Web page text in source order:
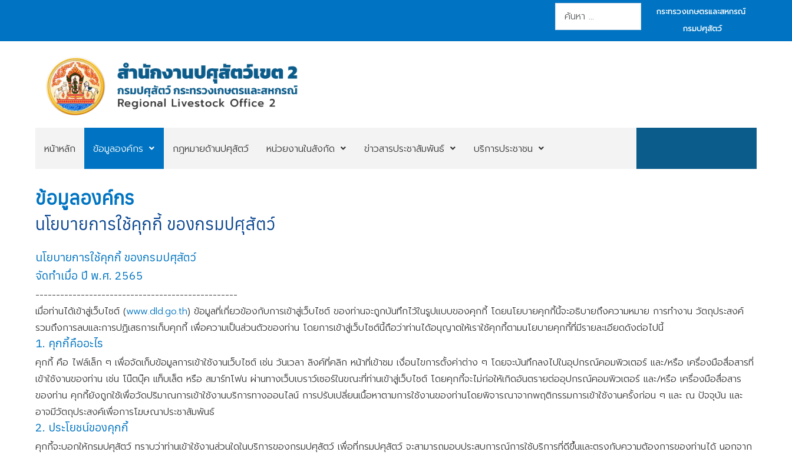
การค้นหา
กระทรวงเกษตรและสหกรณ์
กรมปศุสัตว์
หน้าหลัก ข้อมูลองค์กร กฎหมายด้านปศุสัตว์ หน่วยงานในสังกัด ข่าวสารประชาสัมพันธ์ บริการประชาชน
ข้อมูลองค์กร
นโยบายการใช้คุกกี้ ของกรมปศุสัตว์
นโยบายการใช้คุกกี้ ของกรมปศุสัตว์
จัดทำเมื่อ ปี พ.ศ. 2565
-------------------------------------------------
เมื่อท่านได้เข้าสู่เว็บไซต์ (www.dld.go.th) ข้อมูลที่เกี่ยวข้องกับการเข้าสู่เว็บไซต์ ของท่านจะถูกบันทึกไว้ในรูปแบบของคุกกี้ โดยนโยบายคุกกี้นี้จะอธิบายถึงความหมาย การทำงาน วัตถุประสงค์
รวมถึงการลบและการปฏิเสธการเก็บคุกกี้ เพื่อความเป็นส่วนตัวของท่าน โดยการเข้าสู่เว็บไซต์นี้ถือว่าท่านได้อนุญาตให้เราใช้คุกกี้ตามนโยบายคุกกี้ที่มีรายละเอียดดังต่อไปนี้
1. คุกกี้คืออะไร
คุกกี้ คือ ไฟล์เล็ก ๆ เพื่อจัดเก็บข้อมูลการเข้าใช้งานเว็บไซต์ เช่น วันเวลา ลิงค์ที่คลิก หน้าที่เข้าชม เงื่อนไขการตั้งค่าต่าง ๆ โดยจะบันทึกลงไปในอุปกรณ์คอมพิวเตอร์ และ/หรือ เครื่องมือสื่อสารที่
เข้าใช้งานของท่าน เช่น โน๊ตบุ๊ค แท็บเล็ต หรือ สมาร์ทโฟน ผ่านทางเว็บเบราว์เซอร์ในขณะที่ท่านเข้าสู่เว็บไซต์ โดยคุกกี้จะไม่ก่อให้เกิดอันตรายต่ออุปกรณ์คอมพิวเตอร์ และ/หรือ เครื่องมือสื่อสาร
ของท่าน คุกกี้ยังถูกใช้เพื่อวัดปริมาณการเข้าใช้งานบริการทางออนไลน์ การปรับเปลี่ยนเนื้อหาตามการใช้งานของท่านโดยพิจารณาจากพฤติกรรมการเข้าใช้งานครั้งก่อน ๆ และ ณ ปัจจุบัน และ
อาจมีวัตถุประสงค์เพื่อการโฆษณาประชาสัมพันธ์
2. ประโยชน์ของคุกกี้
คุกกี้จะบอกให้กรมปศุสัตว์ ทราบว่าท่านเข้าใช้งานส่วนใดในบริการของกรมปศุสัตว์ เพื่อที่กรมปศุสัตว์ จะสามารถมอบประสบการณ์การใช้บริการที่ดีขึ้นและตรงกับความต้องการของท่านได้ นอกจาก